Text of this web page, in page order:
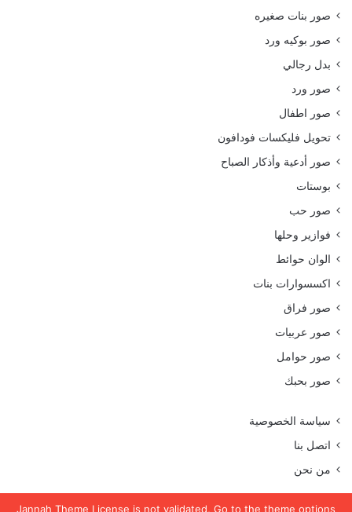
Jannah Theme License is not validated, Go to the theme options
صور بنات صغيره
صور بوكيه ورد
بدل رجالي
صور ورد
صور اطفال
تحويل فليكسات فودافون
صور أدعية وأذكار الصباح
بوستات
صور حب
فوازير وحلها
الوان حوائط
اكسسوارات بنات
صور فراق
صور عربيات
صور حوامل
صور بحبك
سياسة الخصوصية
اتصل بنا
من نحن